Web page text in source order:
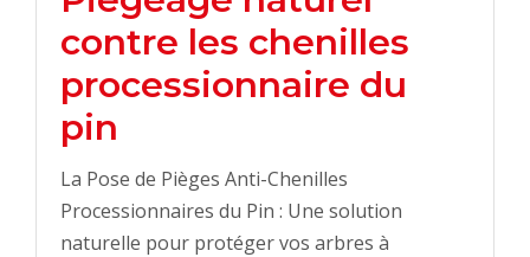
contre les chenilles
processionnaire du
pin
La Pose de Pièges Anti-Chenilles
Processionnaires du Pin : Une solution
naturelle pour protéger vos arbres à